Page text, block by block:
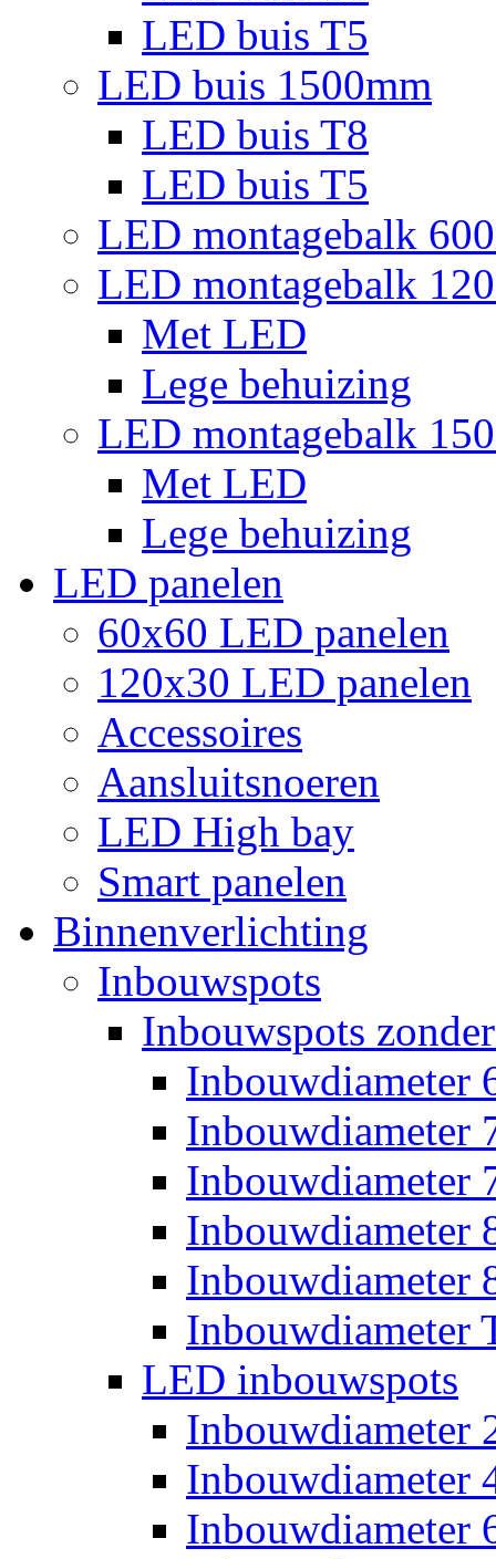
LED buis T5
LED buis 1500mm
LED buis T8
LED buis T5
LED montagebalk
LED montagebalk
Met LED
Lege behuizing
LED montagebalk
Met LED
Lege behuizing
LED panelen
60x60 LED panelen
120x30 LED panelen
Accessoires
Aansluitsnoeren
LED High bay
Smart panelen
Binnenverlichting
Inbouwspots
Inbouwspots
Inbouwdiameter
Inbouwdiameter
Inbouwdiameter
Inbouwdiameter
Inbouwdiameter
Inbouwdiameter
LED inbouwspots
Inbouwdiameter
Inbouwdiameter
Inbouwdiameter